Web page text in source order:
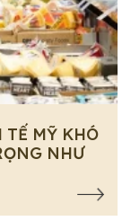
MỸ KHÓ
NHƯ